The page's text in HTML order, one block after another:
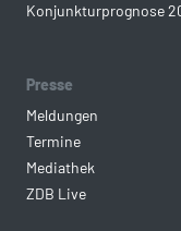
Konjunkturprognose
Presse
Meldungen
Termine
Mediathek
ZDB Live